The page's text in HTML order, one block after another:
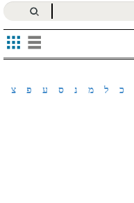
כ ל מ נ ס ע פ
צ